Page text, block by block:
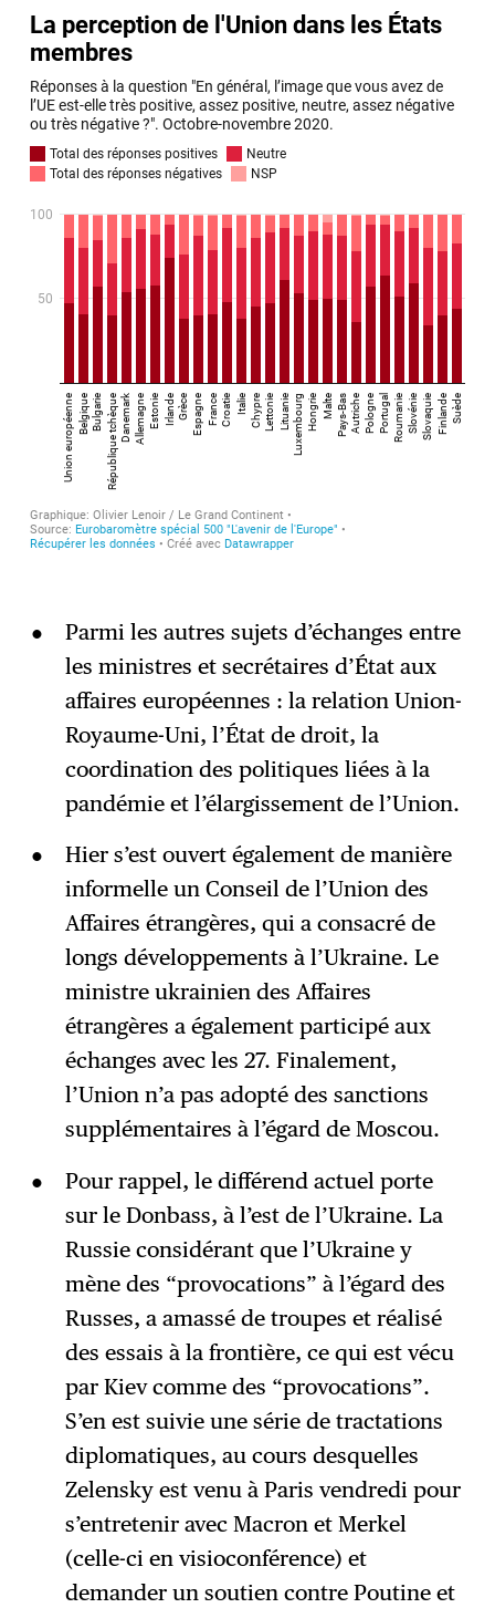
Parmi les autres sujets d’échanges entre
les ministres et secrétaires d’État aux
affaires européennes : la relation Union-
Royaume-Uni, l’État de droit, la
coordination des politiques liées à la
pandémie et l’élargissement de l’Union.
Hier s’est ouvert également de manière
informelle un Conseil de l’Union des
Affaires étrangères, qui a consacré de
longs développements à l’Ukraine. Le
ministre ukrainien des Affaires
étrangères a également participé aux
échanges avec les 27. Finalement,
l’Union n’a pas adopté des sanctions
supplémentaires à l’égard de Moscou.
Pour rappel, le différend actuel porte
sur le Donbass, à l’est de l’Ukraine. La
Russie considérant que l’Ukraine y
mène des “provocations” à l’égard des
Russes, a amassé de troupes et réalisé
des essais à la frontière, ce qui est vécu
par Kiev comme des “provocations”.
S’en est suivie une série de tractations
diplomatiques, au cours desquelles
Zelensky est venu à Paris vendredi pour
s’entretenir avec Macron et Merkel
(celle-ci en visioconférence) et
demander un soutien contre Poutine et